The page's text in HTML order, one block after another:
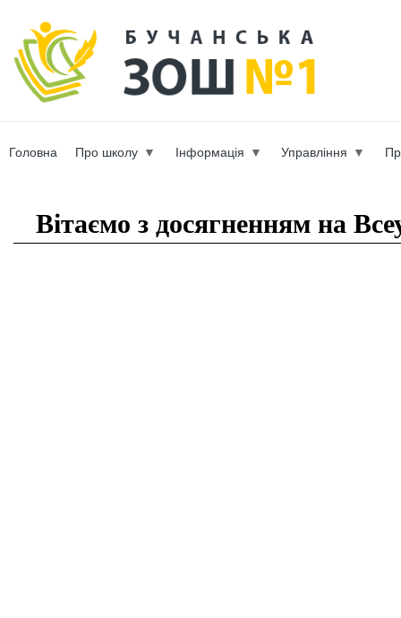
Головна Про школу Інформація Управління
Вітаємо з досягненням на